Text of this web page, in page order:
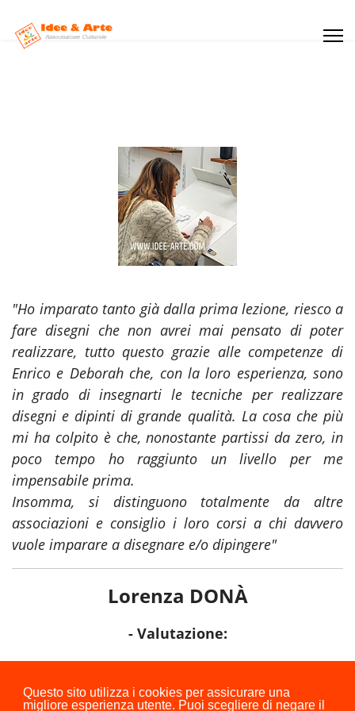
Questo sito utilizza i cookies per assicurare una
migliore esperienza utente. Puoi scegliere di negare il
"Ho imparato tanto già dalla prima lezione, riesco a
fare disegni che non avrei mai pensato di poter
realizzare, tutto questo grazie alle competenze di
Enrico e Deborah che, con la loro esperienza, sono
in grado di insegnarti le tecniche per realizzare
disegni e dipinti di grande qualità. La cosa che più
mi ha colpito è che, nonostante partissi da zero, in
poco tempo ho raggiunto un livello per me
impensabile prima.
Insomma, si distinguono totalmente da altre
associazioni e consiglio i loro corsi a chi davvero
vuole imparare a disegnare e/o dipingere"
Lorenza DONÀ
- Valutazione:
⭐ ⭐ ⭐ ⭐ ⭐